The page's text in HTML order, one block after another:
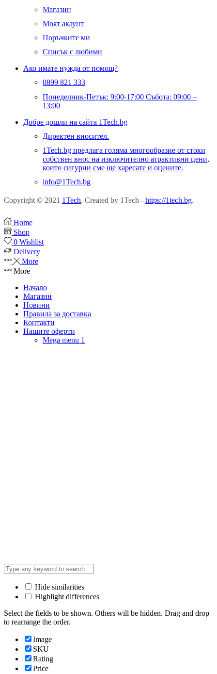
Магазин
Моят акаунт
Поръчките ми
Списък с любими
Ако имате нужда от помощ?
0899 821 333
Понеделник-Петък: 9:00-17:00 Събота: 09:00 –
13:00
Добре дошли на сайта 1Tech.bg
Директен вносител.
1Tech.bg предлага голяма многообразие от стоки
собствен внос на изключително атрактивни цени,
които сигурни сме ще харесате и оцените.
info@1Tech.bg
Copyright © 2021 1Tech. Created by 1Tech - https://1tech.bg.
Home
Shop
0 Wishlist
Delivery
More
More
Начало
Магазин
Новини
Правила за доставка
Контакти
Нашите оферти
Mega menu 1
Hide similarities
Highlight differences
Select the fields to be shown. Others will be hidden. Drag and drop
to rearrange the order.
Image
SKU
Rating
Price